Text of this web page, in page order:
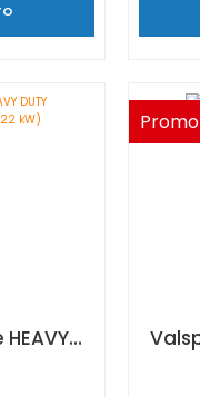
Valspray idropulitrice HEAVY DUTY BXs elettrica 400V - 30 Cv (22 kW)
Promo